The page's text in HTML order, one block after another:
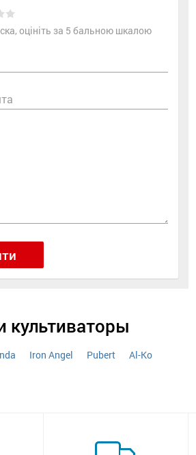
оцініть за 5 бальною шкалою
культиваторы
Iron Angel Pubert Al-Ko